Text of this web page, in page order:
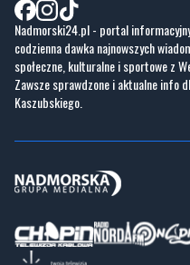
Nadmorski24.pl - portal
codzienna dawka najnowszych
społeczne, kulturalne i sportowe z
Zawsze sprawdzone i aktualne info
Kaszubskiego.